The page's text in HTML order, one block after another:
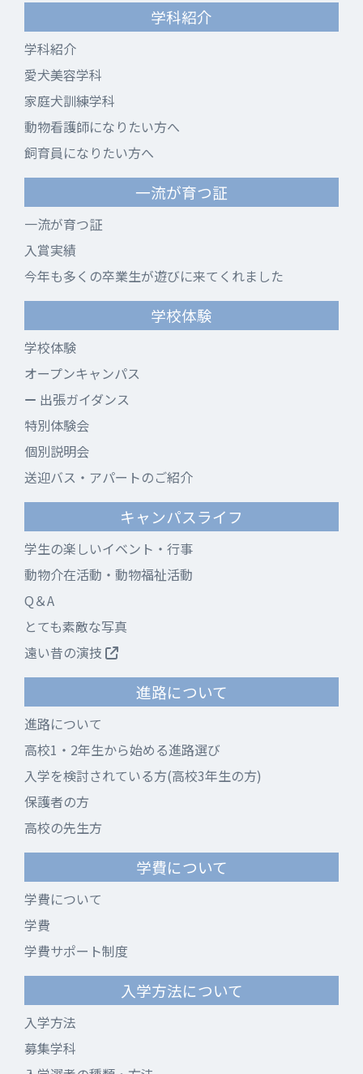
学科紹介
学科紹介
愛犬美容学科
家庭犬訓練学科
動物看護師になりたい方へ
飼育員になりたい方へ
一流が育つ証
一流が育つ証
入賞実績
今年も多くの卒業生が遊びに来てくれました
学校体験
学校体験
オープンキャンパス
出張ガイダンス
特別体験会
個別説明会
送迎バス・アパートのご紹介
キャンパスライフ
学生の楽しいイベント・行事
動物介在活動・動物福祉活動
Q＆A
とても素敵な写真
遠い昔の演技
進路について
進路について
高校1・2年生から始める進路選び
入学を検討されている方(高校3年生の方)
保護者の方
高校の先生方
学費について
学費について
学費
学費サポート制度
入学方法について
入学方法
募集学科